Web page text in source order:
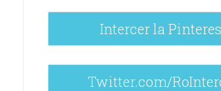
Intercer la
Twitter.com/